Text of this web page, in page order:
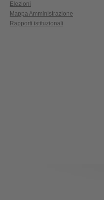
Elezioni
Mappa Amministrazione
Rapporti istituzionali